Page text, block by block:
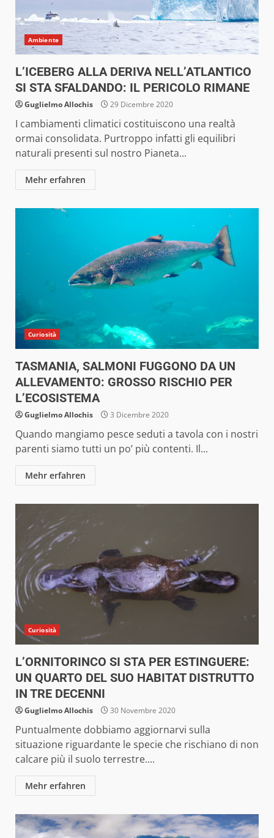
Ambiente
L’ICEBERG ALLA DERIVA NELL’ATLANTICO
SI STA SFALDANDO: IL PERICOLO RIMANE
Guglielmo Allochis 29 Dicembre 2020
I cambiamenti climatici costituiscono una realtà
ormai consolidata. Purtroppo infatti gli equilibri
naturali presenti sul nostro Pianeta...
Mehr erfahren
Curiosità
TASMANIA, SALMONI FUGGONO DA UN
ALLEVAMENTO: GROSSO RISCHIO PER
L’ECOSISTEMA
Guglielmo Allochis 3 Dicembre 2020
Quando mangiamo pesce seduti a tavola con i nostri
parenti siamo tutti un po’ più contenti. Il...
Mehr erfahren
Curiosità
L’ORNITORINCO SI STA PER ESTINGUERE:
UN QUARTO DEL SUO HABITAT DISTRUTTO
IN TRE DECENNI
Guglielmo Allochis 30 Novembre 2020
Puntualmente dobbiamo aggiornarvi sulla
situazione riguardante le specie che rischiano di non
calcare più il suolo terrestre....
Mehr erfahren